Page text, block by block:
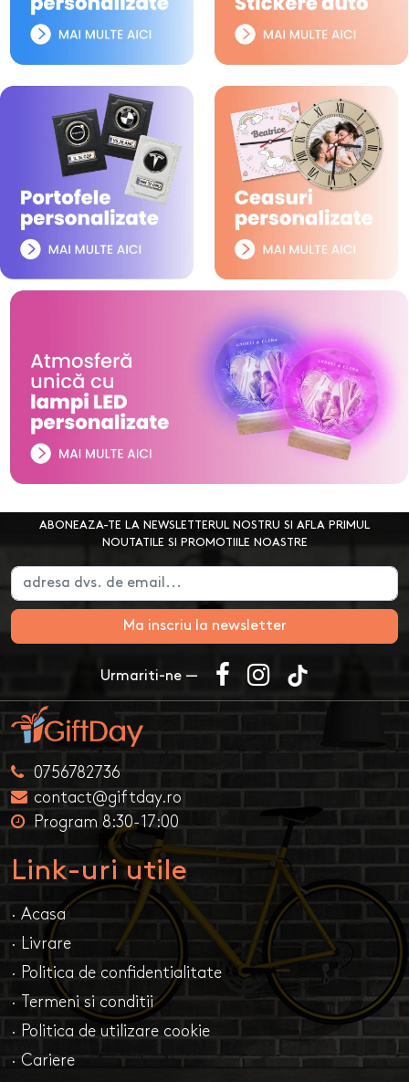
ABONEAZA-TE LA NEWSLETTERUL NOSTRU SI AFLA PRIMUL
NOUTATILE SI PROMOTIILE NOASTRE
Ma inscriu la newsletter
Urmariti-ne —
0756782736
contact@giftday.ro
Program 8:30-17:00
Link-uri utile
· Acasa
· Livrare
· Politica de confidentialitate
· Termeni si conditii
· Politica de utilizare cookie
· Cariere